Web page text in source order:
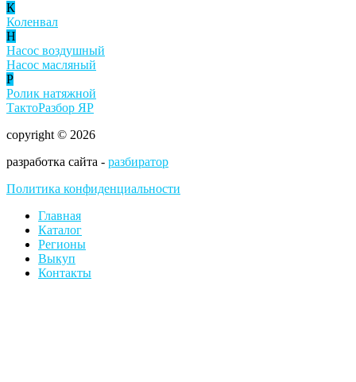
К
Коленвал
Н
Насос воздушный
Насос масляный
Р
Ролик натяжной
ТактоРазбор ЯР
copyright © 2026
разработка сайта - разбиратор
Политика конфиденциальности
Главная
Каталог
Регионы
Выкуп
Контакты